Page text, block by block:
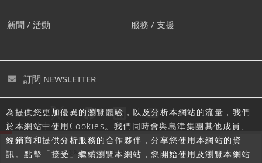
為提供您更加優異的瀏覽體驗，以及分析本網站的流量，我們
於本網站中使用Cookies。我們同時會與島津集團其他成員、
經銷商和提供分析服務的合作夥伴，分享您使用本網站的資
訊。點擊「接受」繼續瀏覽本網站，您開始使用及瀏覽本網站
新聞 / 活動 服務 / 支援
訂閱 NEWSLETTER
追蹤島津
隱私聲明 使用條款 網站地圖